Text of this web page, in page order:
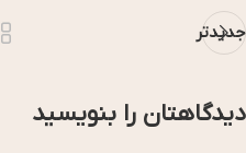
جدیدتر
دیدگاهتان را بنویسید